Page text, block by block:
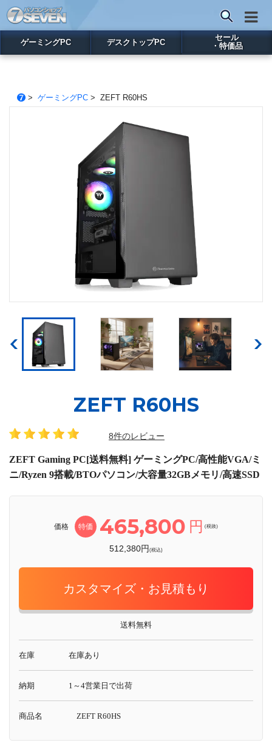
ゲーミングPC デスクトップPC
セール
・特価品
> ゲーミングPC> ZEFT R60HS
ZEFT R60HS
8件のレビュー
ZEFT Gaming PC[送料無料] ゲーミングPC/高性能VGA/ミ
ニ/Ryzen 9搭載/BTOパソコン/大容量32GBメモリ/高速SSD
価格 特価 465,800 円 (税抜)
512,380円(税込)
カスタマイズ・お見積もり
送料無料
在庫 在庫あり
納期 1～4営業日で出荷
商品名 ZEFT R60HS